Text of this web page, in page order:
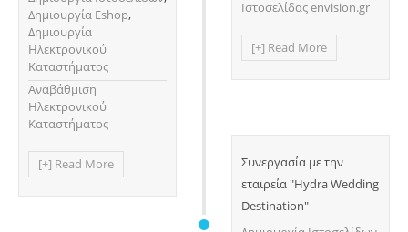
Δημιουργία Eshop,
Δημιουργία
Ηλεκτρονικού
Καταστήματος
Αναβάθμιση
Ηλεκτρονικού
Καταστήματος
[+] Read More
Ιστοσελίδας envision.gr
[+] Read More
Συνεργασία με την
εταιρεία "Hydra Wedding
Destination"